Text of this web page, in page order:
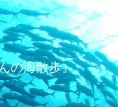
の海散歩』